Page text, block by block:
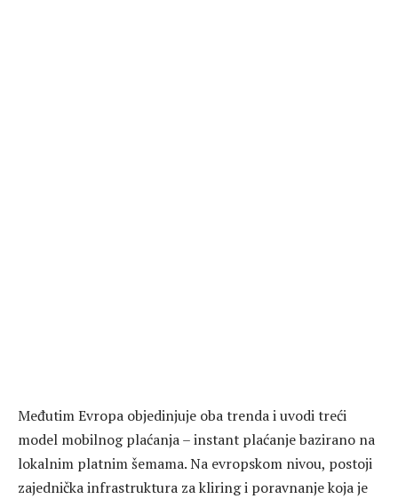
Međutim Evropa objedinjuje oba trenda i uvodi treći
model mobilnog plaćanja – instant plaćanje bazirano na
lokalnim platnim šemama. Na evropskom nivou, postoji
zajednička infrastruktura za kliring i poravnanje koja je